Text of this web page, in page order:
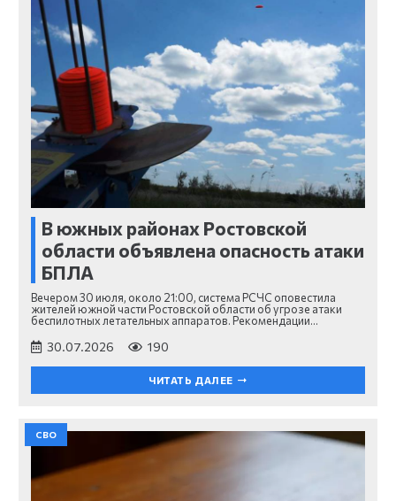
В южных районах Ростовской
области объявлена опасность атаки
БПЛА
Вечером 30 июля, около 21:00, система РСЧС оповестила
жителей южной части Ростовской области об угрозе атаки
беспилотных летательных аппаратов. Рекомендации…
30.07.2026 190
ЧИТАТЬ ДАЛЕЕ
СВО